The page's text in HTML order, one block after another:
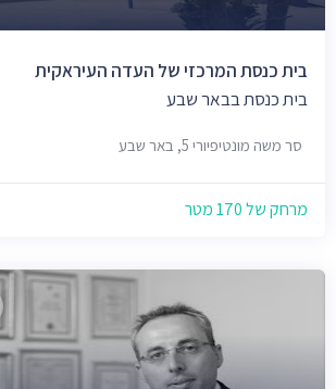
בית כנסת המרכזי של העדה העיראקית
בית כנסת בבאר שבע
סר משה מונטיפיורי 5, באר שבע
מרחק של 170 מטר